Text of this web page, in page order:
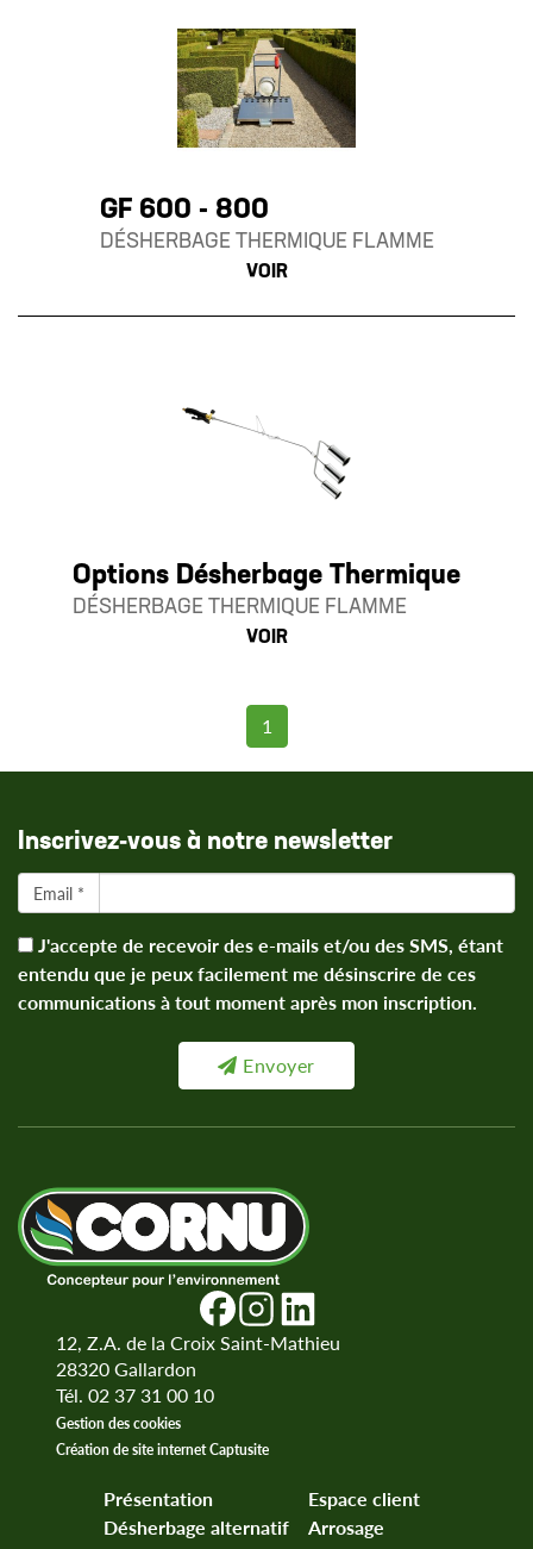
GF 600 - 800
DÉSHERBAGE THERMIQUE FLAMME
VOIR
Options Désherbage Thermique
DÉSHERBAGE THERMIQUE FLAMME
VOIR
1
Inscrivez-vous à notre newsletter
Email *
J'accepte de recevoir des e-mails et/ou des SMS, étant
entendu que je peux facilement me désinscrire de ces
communications à tout moment après mon inscription.
Envoyer
12, Z.A. de la Croix Saint-Mathieu
28320Gallardon
Tél. 02 37 31 00 10
Gestion des cookies
Création de site internet Captusite
Présentation
Espace client
Désherbage alternatif
Arrosage